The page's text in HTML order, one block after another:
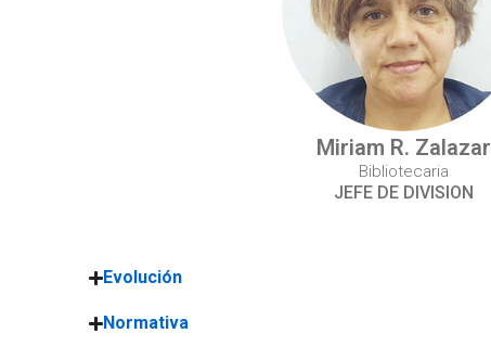
Miriam R. Zalazar
Bibliotecaria
JEFE DE DIVISION
Evolución
Normativa